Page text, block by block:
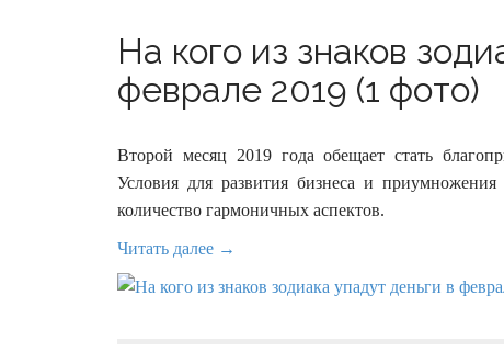
На кого из знаков
феврале 2019 (1 фото)
Второй месяц 2019 года обещает стать
Условия для развития бизнеса и
количество гармоничных аспектов.
Читать далее →